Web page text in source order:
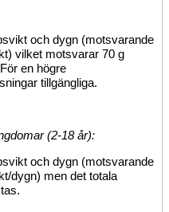
och dygn (motsvarande
vilket motsvarar 70 g
en högre
tillgängliga.
(2-18 år):
och dygn (motsvarande
dygn) men det totala